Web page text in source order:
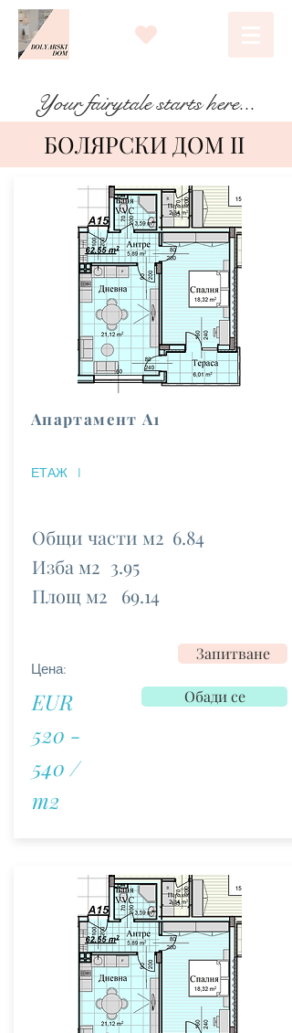
Your fairytale starts here...
БОЛЯРСКИ ДОМ II
Апартамент А1
I
ЕТАЖ
Общи части м2
Изба м2
Площ м2
6.84
3.95
69.14
Цена:
EUR
520 -
540 /
m2
Запитване
Обади се